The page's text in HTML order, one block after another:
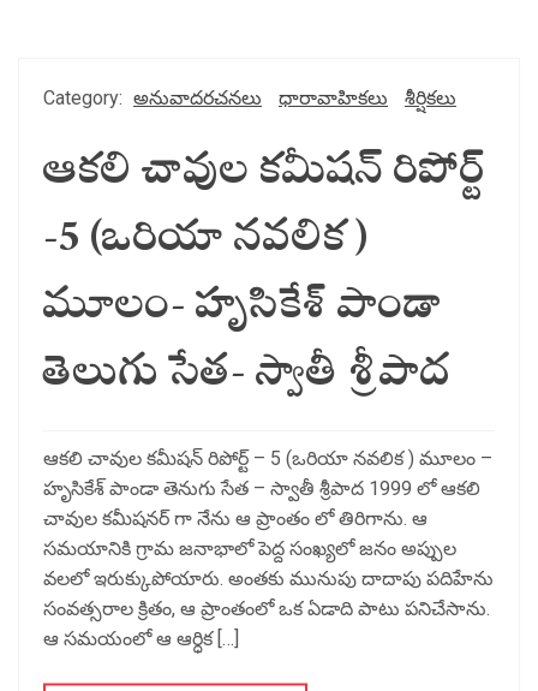
Category: అనువాదరచనలు ధారావాహికలు శీర్షికలు
ఆకలి చావుల కమీషన్ రిపోర్ట్
-5 (ఒరియా నవలిక )
మూలం- హృసికేశ్ పాండా
తెలుగు సేత- స్వాతీ శ్రీపాద
ఆకలి చావుల కమీషన్ రిపోర్ట్ – 5 (ఒరియా నవలిక ) మూలం –
హృసికేశ్ పాండా తెనుగు సేత – స్వాతీ శ్రీపాద 1999 లో ఆకలి
చావుల కమీషనర్ గా నేను ఆ ప్రాంతం లో తిరిగాను. ఆ
సమయానికి గ్రామ జనాభాలో పెద్ద సంఖ్యలో జనం అప్పుల
వలలో ఇరుక్కుపోయారు. అంతకు మునుపు దాదాపు పదిహేను
సంవత్సరాల క్రితం, ఆ ప్రాంతంలో ఒక ఏడాది పాటు పనిచేసాను.
ఆ సమయంలో ఆ ఆర్ధిక […]